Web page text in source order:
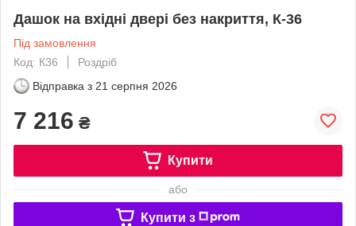
Дашок на вхідні двері без накриття, К-36
Під замовлення
Код: К36
Роздріб
Відправка з 21 серпня 2026
7 216 ₴
Купити
або
Купити з